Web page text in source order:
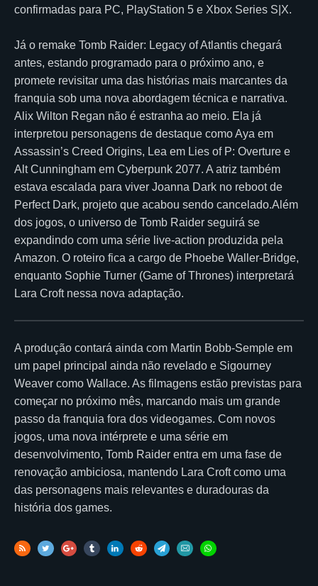
confirmadas para PC, PlayStation 5 e Xbox Series S|X.
Já o remake Tomb Raider: Legacy of Atlantis chegará
antes, estando programado para o próximo ano, e
promete revisitar uma das histórias mais marcantes da
franquia sob uma nova abordagem técnica e narrativa.
Alix Wilton Regan não é estranha ao meio. Ela já
interpretou personagens de destaque como Aya em
Assassin’s Creed Origins, Lea em Lies of P: Overture e
Alt Cunningham em Cyberpunk 2077. A atriz também
estava escalada para viver Joanna Dark no reboot de
Perfect Dark, projeto que acabou sendo cancelado.Além
dos jogos, o universo de Tomb Raider seguirá se
expandindo com uma série live-action produzida pela
Amazon. O roteiro fica a cargo de Phoebe Waller-Bridge,
enquanto Sophie Turner (Game of Thrones) interpretará
Lara Croft nessa nova adaptação.
A produção contará ainda com Martin Bobb-Semple em
um papel principal ainda não revelado e Sigourney
Weaver como Wallace. As filmagens estão previstas para
começar no próximo mês, marcando mais um grande
passo da franquia fora dos videogames. Com novos
jogos, uma nova intérprete e uma série em
desenvolvimento, Tomb Raider entra em uma fase de
renovação ambiciosa, mantendo Lara Croft como uma
das personagens mais relevantes e duradouras da
história dos games.